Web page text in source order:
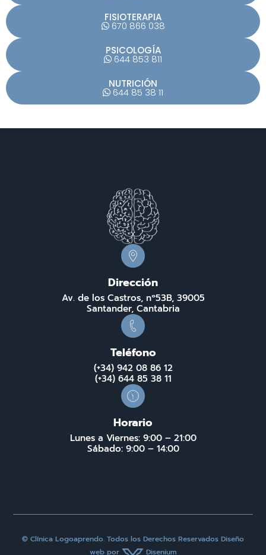
FISIOTERAPIA
670 866 038
PSICOLOGÍA
644 853 811
NUTRICIÓN
644 85 38 11
Dirección
Av. de los Castros, nº53B, 39005
Santander, Cantabria
Teléfono
(+34) 942 08 86 12
(+34) 644 85 38 11
Horario
Lunes a Viernes: 9:00 – 21:00
Sábado: 9:00 – 14:00
© Clínica Logoaprendo. Todos los Derechos Reservados Diseño
web por Disenium